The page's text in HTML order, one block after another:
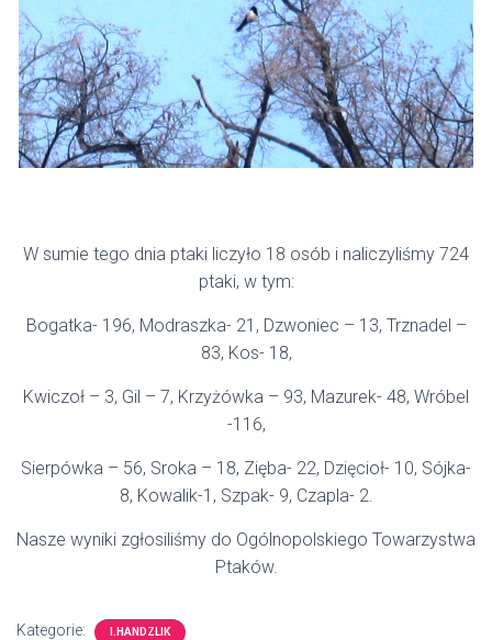
W sumie tego dnia ptaki liczyło 18 osób i naliczyliśmy 724
ptaki, w tym:
Bogatka- 196, Modraszka- 21, Dzwoniec – 13, Trznadel –
83, Kos- 18,
Kwiczoł – 3, Gil – 7, Krzyżówka – 93, Mazurek- 48, Wróbel
-116,
Sierpówka – 56, Sroka – 18, Zięba- 22, Dzięcioł- 10, Sójka-
8, Kowalik-1, Szpak- 9, Czapla- 2.
Nasze wyniki zgłosiliśmy do Ogólnopolskiego Towarzystwa
Ptaków.
Kategorie: I.HANDZLIK